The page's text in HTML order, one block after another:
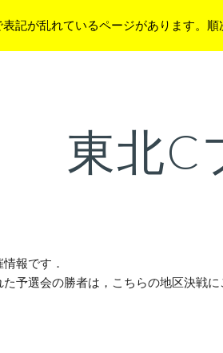
content
記が乱れているページがあります。
東北C
報です．
予選会の勝者は，こちらの地区決戦に